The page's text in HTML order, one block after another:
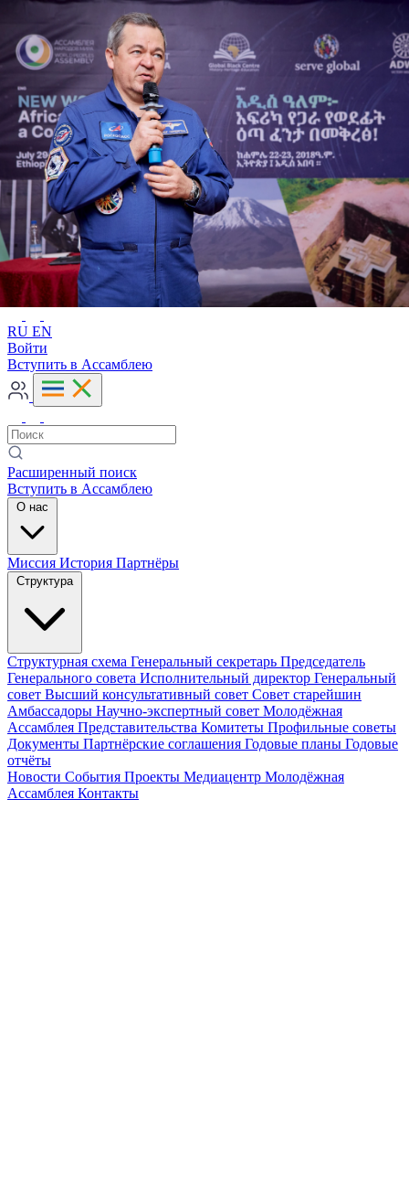
Расширенный поиск
RU EN
RU EN
Войти
Вступить в Ассамблею
Расширенный поиск
Вступить в Ассамблею
О нас
Миссия История Партнёры
Структура
Структурная схема Генеральный секретарь Председатель
Генерального совета Исполнительный директор Генеральный
совет Высший консультативный совет Совет старейшин
Амбассадоры Научно-экспертный совет Молодёжная
Ассамблея Представительства Комитеты Профильные советы
Документы Партнёрские соглашения Годовые планы Годовые
отчёты
Новости События Проекты Медиацентр Молодёжная
Ассамблея Контакты